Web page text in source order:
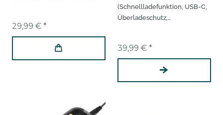
29,99 € *
(Schnellladefunktion, USB-C,
Überladeschutz,
39,99 € *